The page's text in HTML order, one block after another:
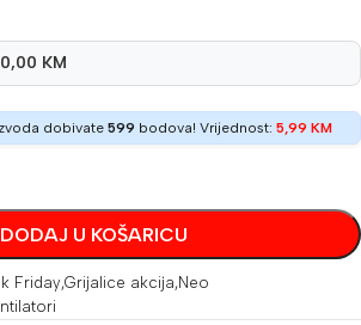
KM
dobivate 599 bodova! Vrijednost: 5,99 KM
DODAJ U KOŠARICU
Friday,Grijalice akcija,Neo